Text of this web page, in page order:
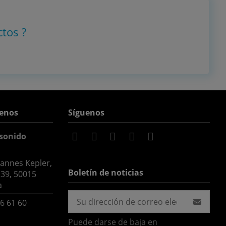
?
Kepler,
50015
61 60
Síguenos
Boletín de noticias
Puede darse de baja en